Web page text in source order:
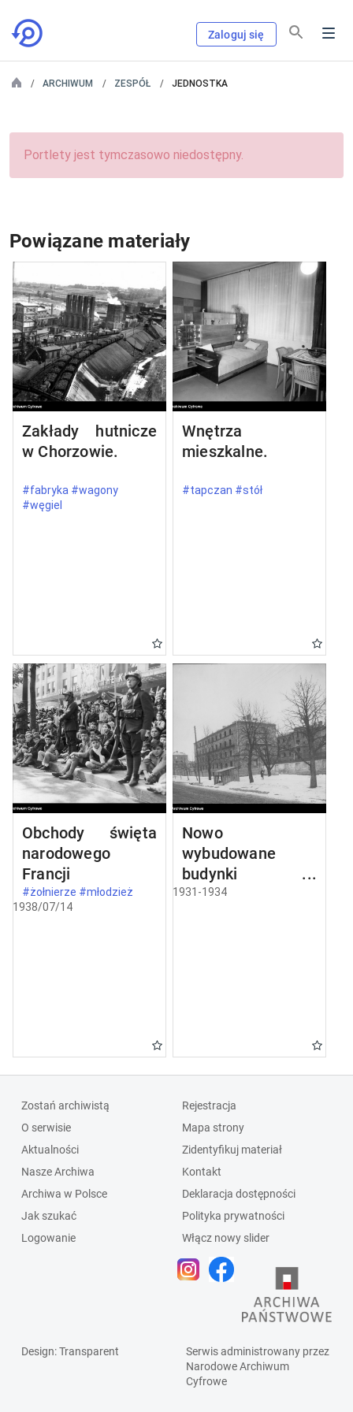
Zaloguj się
ARCHIWUM ZESPÓŁ JEDNOSTKA
Portlety jest tymczasowo niedostępny.
Powiązane materiały
Zakłady hutnicze
w Chorzowie.
#fabryka #wagony
#węgiel
Wnętrza
mieszkalne.
#tapczan #stół
Obchody święta
narodowego
Francji
#żołnierze #młodzież
1938/07/14
Nowo
wybudowane
budynki w
Częstochowie
1931-1934
Zostań archiwistą
O serwisie
Aktualności
Nasze Archiwa
Archiwa w Polsce
Jak szukać
Logowanie
Rejestracja
Mapa strony
Zidentyfikuj materiał
Kontakt
Deklaracja dostępności
Polityka prywatności
Włącz nowy slider
Design: Transparent
Serwis administrowany przez
Narodowe Archiwum
Cyfrowe